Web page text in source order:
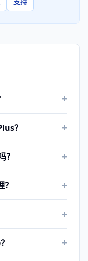
+
？ +
？ +
+
+
+